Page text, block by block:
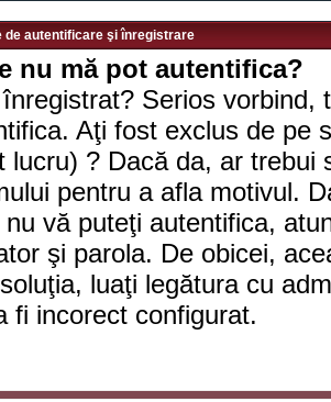
de autentificare şi înregistrare
nu mă pot autentifica?
Serios vorbind,
Aţi fost exclus de pe
lucru) ? Dacă da, ar trebui
pentru a afla motivul.
nu vă puteţi autentifica,
şi parola. De obicei,
luaţi legătura cu
fi incorect configurat.